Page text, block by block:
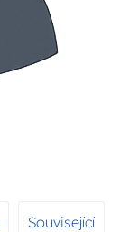
Související